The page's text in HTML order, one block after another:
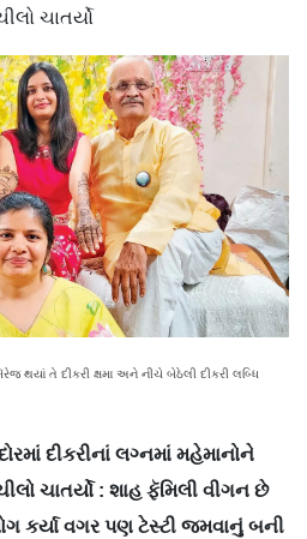
ચાતર્યો
થયાં તે દીકરી ક્ષમા અને નીચે બેઠેલી દીકરી લબ્ધિ
દીકરીનાં લગ્નમાં મહેમાનોને
ચાતર્યો : શાહ ફૅમિલી વીગન છે
કર્યા વગર પણ ટેસ્ટી જમવાનું બની